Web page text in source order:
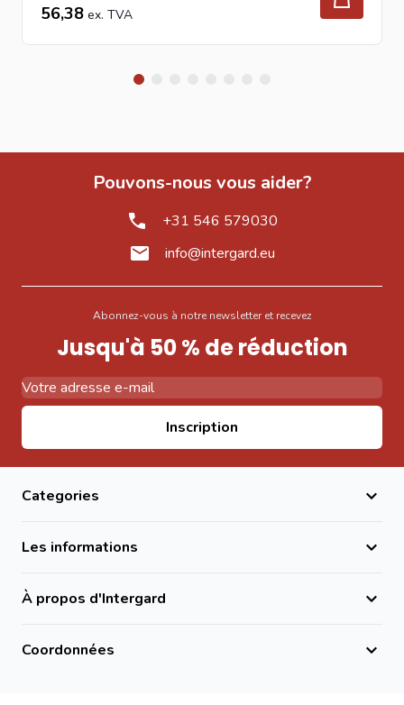
56,38
Pouvons-nous vous aider?
+31 546 579030
info@intergard.eu
Abonnez-vous à notre newsletter et recevez
Jusqu'à 50 % de réduction
Inscription
Categories
Les informations
À propos d'Intergard
Coordonnées